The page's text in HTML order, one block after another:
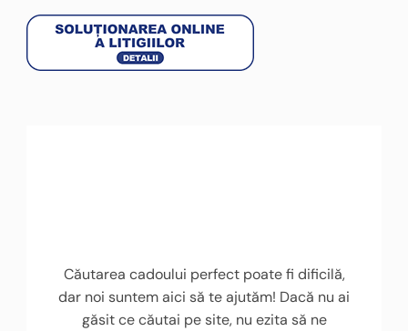
Căutarea cadoului perfect poate fi dificilă,
dar noi suntem aici să te ajutăm! Dacă nu ai
găsit ce căutai pe site, nu ezita să ne